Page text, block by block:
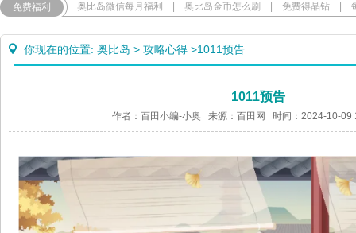
免费福利 奥比岛微信每月福利 奥比岛金币怎么刷 免费得晶钻
你现在的位置: 奥比岛 > 攻略心得 >1011预告
1011预告
作者：百田小编-小奥 来源：百田网 时间：2024-10-